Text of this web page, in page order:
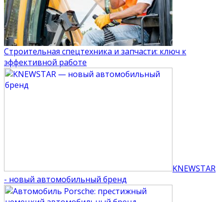
Строительная спецтехника и запчасти: ключ к
эффективной работе
KNEWSTAR
- новый автомобильный бренд